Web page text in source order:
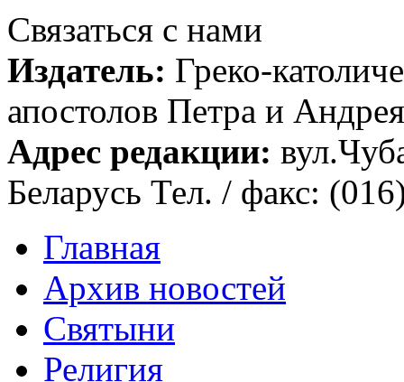
Связаться с нами
Издатель: Греко-
апостолов Петра и
Адрес редакции:
Беларусь Тел. / факс:
Главная
Архив новостей
Святыни
Религия